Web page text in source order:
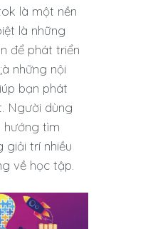
là một nền
là những
để phát triển
những nội
bạn phát
Người dùng
hướng tìm
giải trí nhiều
về học tập.